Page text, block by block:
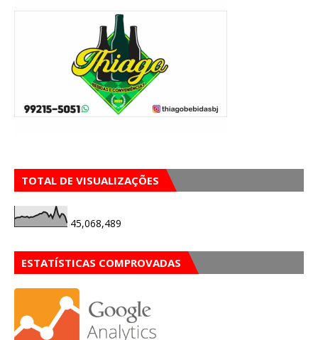
TOTAL DE VISUALIZAÇÕES
45,068,489
ESTATÍSTICAS COMPROVADAS